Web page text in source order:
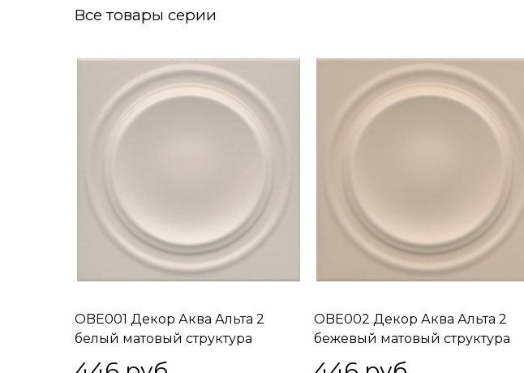
Все товары серии
OBE001 Декор Аква Альта 2
белый матовый структура
OBE002 Декор Аква Альта 2
бежевый матовый структура